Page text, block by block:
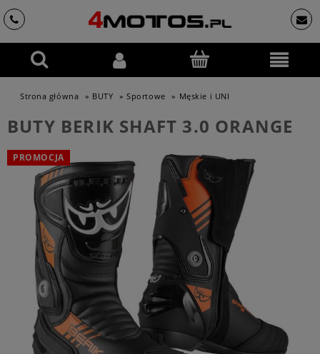
Strona główna » BUTY » Sportowe » Męskie i UNI
BUTY BERIK SHAFT 3.0 ORANGE
PROMOCJA